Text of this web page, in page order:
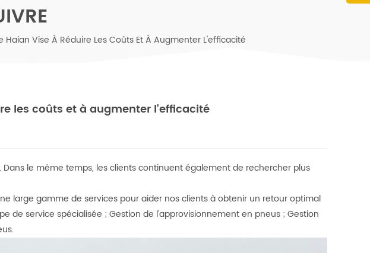
Haian Vise À Réduire Les Coûts Et À Augmenter L'efficacité
les coûts et à augmenter l'efficacité
le même temps, les clients continuent également de rechercher plus
large gamme de services pour aider nos clients à obtenir un retour optimal
de service spécialisée ; Gestion de l'approvisionnement en pneus ; Gestion
.